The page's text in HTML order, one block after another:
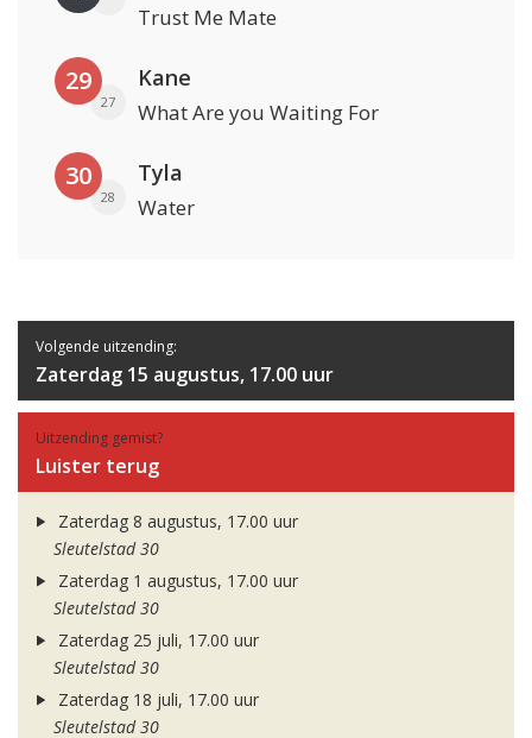
Trust Me Mate
29
27
Kane
What Are you Waiting For
30
28
Tyla
Water
Volgende uitzending:
Zaterdag 15 augustus, 17.00 uur
Uitzending gemist?
Luister terug
Zaterdag 8 augustus, 17.00 uur
Sleutelstad 30
Zaterdag 1 augustus, 17.00 uur
Sleutelstad 30
Zaterdag 25 juli, 17.00 uur
Sleutelstad 30
Zaterdag 18 juli, 17.00 uur
Sleutelstad 30